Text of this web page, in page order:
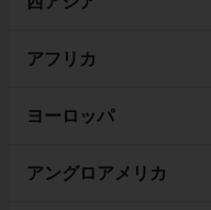
アフリカ
ヨーロッパ
アングロアメリカ